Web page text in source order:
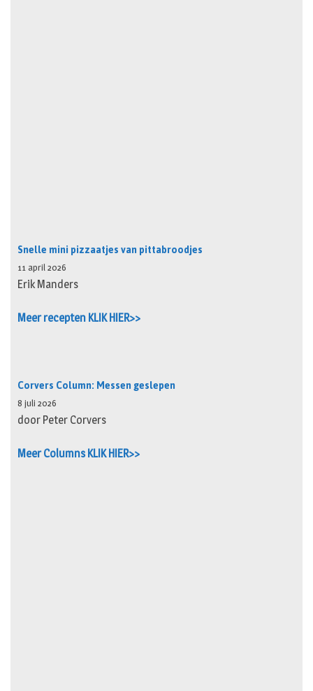
Snelle mini pizzaatjes van pittabroodjes
11 april 2026
Erik Manders
Meer recepten KLIK HIER>>
Corvers Column: Messen geslepen
8 juli 2026
door Peter Corvers
Meer Columns KLIK HIER>>